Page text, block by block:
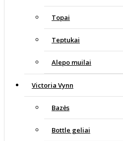
Topai
Teptukai
Alepo muilai
Victoria Vynn
Bazės
Bottle geliai